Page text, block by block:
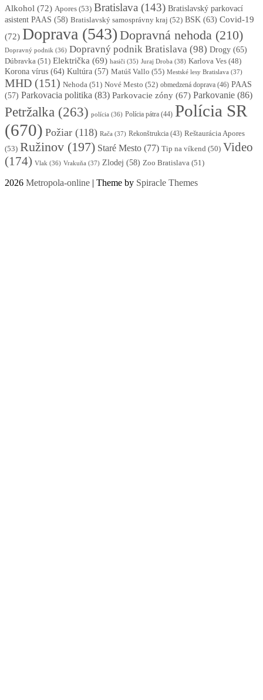
Alkohol (72) Apores (53) Bratislava (143) Bratislavský parkovací
asistent PAAS (58) Bratislavský samosprávny kraj (52) BSK (63) Covid-19
(72) Doprava (543) Dopravná nehoda (210)
Dopravný podnik (36) Dopravný podnik Bratislava (98) Drogy (65)
Dúbravka (51) Električka (69) hasiči (35) Juraj Droba (38) Karlova Ves (48)
Korona vírus (64) Kultúra (57) Matúš Vallo (55) Mestské lesy Bratislava (37)
MHD (151) Nehoda (51) Nové Mesto (52) obmedzená doprava (46) PAAS
(57) Parkovacia politika (83) Parkovacie zóny (67) Parkovanie (86)
Petržalka (263) polícia (36) Polícia pátra (44) Polícia SR
(670) Požiar (118) Rača (37) Rekonštrukcia (43) Reštaurácia Apores
(53) Ružinov (197) Staré Mesto (77) Tip na víkend (50) Video
(174) Vlak (36) Vrakuňa (37) Zlodej (58) Zoo Bratislava (51)
2026 Metropola-online | Theme by Spiracle Themes